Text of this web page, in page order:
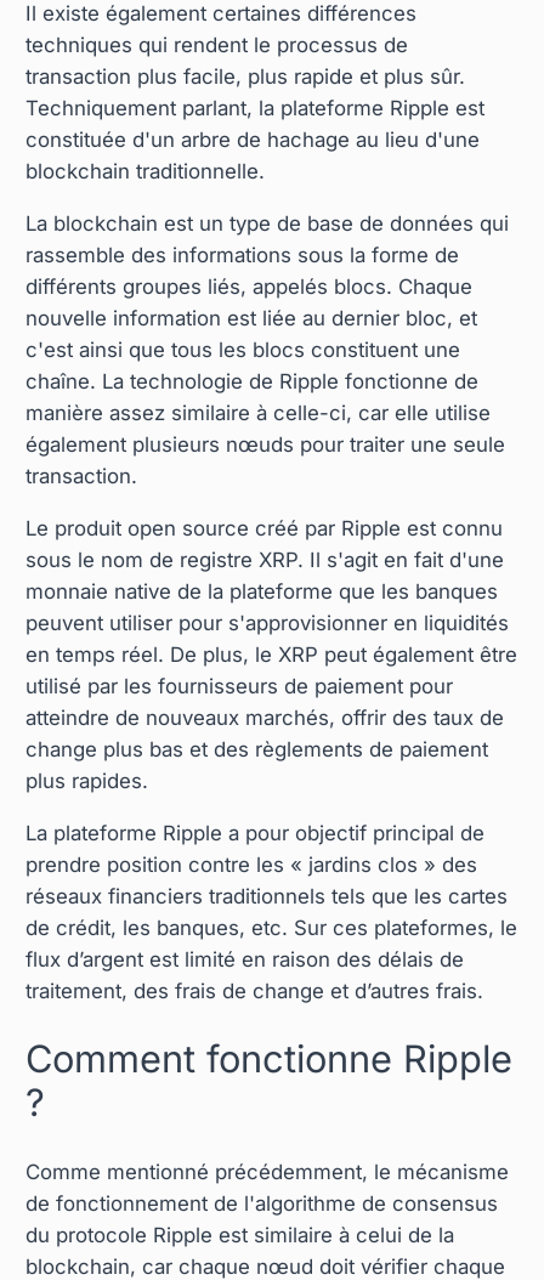
Il existe également certaines différences
techniques qui rendent le processus de
transaction plus facile, plus rapide et plus sûr.
Techniquement parlant, la plateforme Ripple est
constituée d'un arbre de hachage au lieu d'une
blockchain traditionnelle.
La blockchain est un type de base de données qui
rassemble des informations sous la forme de
différents groupes liés, appelés blocs. Chaque
nouvelle information est liée au dernier bloc, et
c'est ainsi que tous les blocs constituent une
chaîne. La technologie de Ripple fonctionne de
manière assez similaire à celle-ci, car elle utilise
également plusieurs nœuds pour traiter une seule
transaction.
Le produit open source créé par Ripple est connu
sous le nom de registre XRP. Il s'agit en fait d'une
monnaie native de la plateforme que les banques
peuvent utiliser pour s'approvisionner en liquidités
en temps réel. De plus, le XRP peut également être
utilisé par les fournisseurs de paiement pour
atteindre de nouveaux marchés, offrir des taux de
change plus bas et des règlements de paiement
plus rapides.
La plateforme Ripple a pour objectif principal de
prendre position contre les « jardins clos » des
réseaux financiers traditionnels tels que les cartes
de crédit, les banques, etc. Sur ces plateformes, le
flux d’argent est limité en raison des délais de
traitement, des frais de change et d’autres frais.
Comment fonctionne Ripple
?
Comme mentionné précédemment, le mécanisme
de fonctionnement de l'algorithme de consensus
du protocole Ripple est similaire à celui de la
blockchain, car chaque nœud doit vérifier chaque